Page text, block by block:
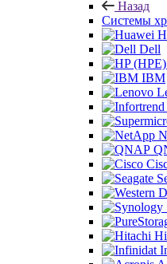
Назад
Системы
Dell
IBM